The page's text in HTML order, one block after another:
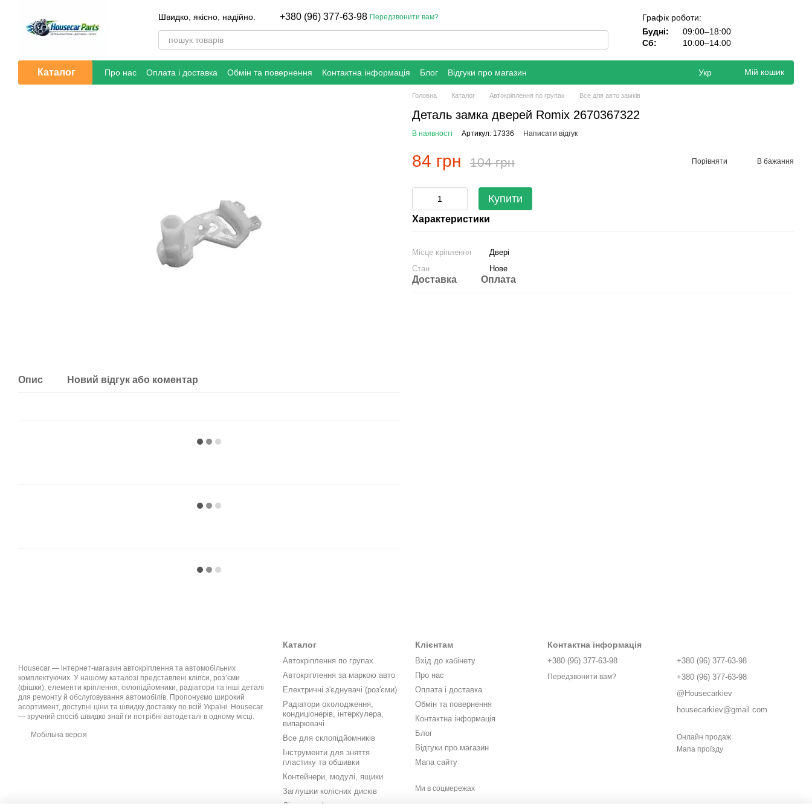
Швидко, якісно, надійно.
+380 (96) 377-63-98 Передзвонити вам?
Графік роботи:
Будні:
09:00–18:00
Сб:
10:00–14:00
Каталог Про нас Оплата і доставка Обмін та повернення Контактна інформація Блог Відгуки про магазин Укр Мій кошик
Опис Новий відгук або коментар
Головна Каталог Автокріплення по групах Все для авто замків
Деталь замка дверей Romix 2670367322
В наявності Артикул: 17336 Написати відгук
84 грн 104 грн Порівняти В бажання
Купити
Характеристики
Місце кріплення
Двері
Стан
Нове
Доставка Оплата
Housecar — інтернет-магазин автокріплення та автомобільних
комплектуючих. У нашому каталозі представлені кліпси, роз’єми
(фішки), елементи кріплення, склопідйомники, радіатори та інші деталі
для ремонту й обслуговування автомобілів. Пропонуємо широкий
асортимент, доступні ціни та швидку доставку по всій Україні. Housecar
— зручний спосіб швидко знайти потрібні автодеталі в одному місці.
Мобільна версія
Каталог
Автокріплення по групах
Автокріплення за маркою авто
Електричні з'єднувачі (роз'єми)
Радіатори охолодження,
кондиціонерів, інтеркулера,
випарювачі
Все для склопідйомників
Інструменти для зняття
пластику та обшивки
Контейнери, модулі, ящики
Заглушки колісних дисків
Літери, цифри, значки,
Клієнтам
Вхід до кабінету
Про нас
Оплата і доставка
Обмін та повернення
Контактна інформація
Блог
Відгуки про магазин
Мапа сайту
Ми в соцмережах
Контактна інформація
+380 (96) 377-63-98
Передзвонити вам?
+380 (96) 377-63-98
+380 (96) 377-63-98
@Housecarkiev
housecarkiev@gmail.com
Онлайн продаж
Мапа проїзду